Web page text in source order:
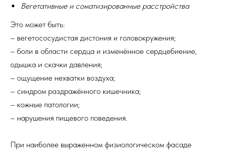
Вегетативные и соматизированные расстройства
Это может быть:
– вегетососудистая дистония и головокружения;
– боли в области сердца и изменённое сердцебиение,
одышка и скачки давления;
– ощущение нехватки воздуха;
– синдром раздражённого кишечника;
– кожные патологии;
– нарушения пищевого поведения.
При наиболее выраженном физиологическом фасаде